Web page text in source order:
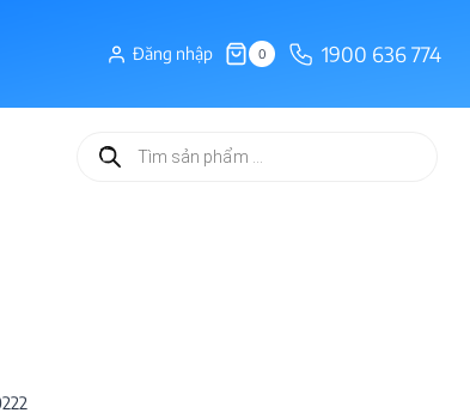
Đăng nhập 0 1900 636 774
Tìm
kiếm